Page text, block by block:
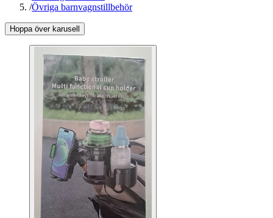
/Övriga barnvagnstillbehör
Hoppa över karusell